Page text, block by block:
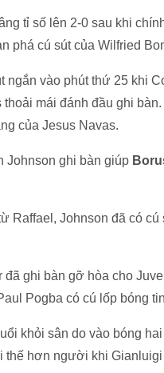
tỉ số lên 2-0 sau khi
phá cú sút của Wilfried
ngắn vào phút thứ 25 khi
mái đánh đầu ghi
của Jesus Navas.
Johnson ghi bàn giúp
Raffael, Johnson đã có
đã ghi bàn gỡ hòa cho
Pogba có cú lốp bóng
khỏi sân do vào bóng
hơn người khi